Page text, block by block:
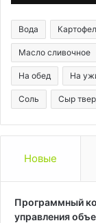
Вода
Масло сливочное
На обед На
Соль Сыр
Новые
Программный
управления